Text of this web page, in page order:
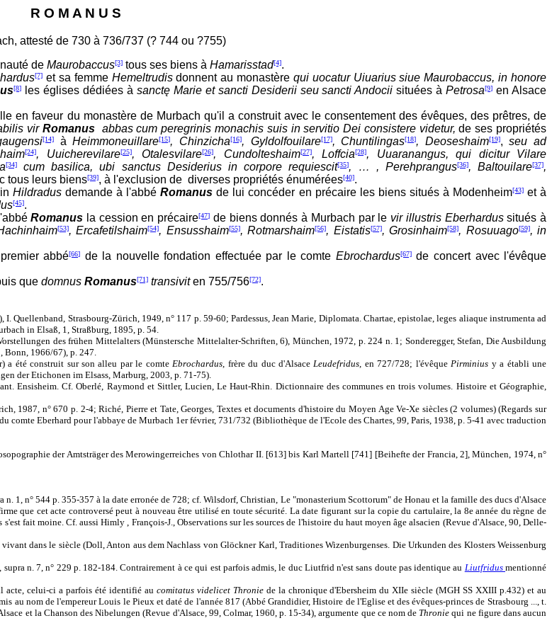
R O M A N U S
attesté de 730 à 736/737 (? 744 ou ?755)
de Maurobaccus[3] tous ses biens à Hamarisstad[4].
[7] et sa femmeHemeltrudisdonnent au monastère qui uocatur Uiuarius siue Maurobaccus, in honore
[8] les églises dédiées à sanctę Marie et sancti Desiderii seu sancti Andocii situées àPetrosa[9] en Alsace
en faveur du monastère de Murbach qu'il a construit avec le consentement des évêques, des prêtres, de
virRomanus abbas cum peregrinis monachis suis in servitio Dei consistere videtur,de ses propriétés
[14]àHeimmoneuillare[15], Chinzicha[16], Gyldolfouilare[17], Chuntilingas[18], Deoseshaim[19], seu ad
[24], Uuicherevilare[25], Otalesvilare[26], Cundolteshaim[27], Loffcia[28], Uuaranangus, qui dicitur Vilare
[34]cum basilica, ubi sanctus Desiderius in corpore requiescit[35], … , Perehprangus[36], Baltouilare[37],
tous leurs biens[39], à l'exclusion de diverses propriétés énumérées[40].
Hildradusdemande à l'abbéRomanusde lui concéder en précaire les biens situés à Modenheim[43]et à
[45].
Romanus la cession en précaire[47] de biens donnés à Murbach par le vir illustris Eberhardussitués à
[53], Ercafetilshaim[54], Ensusshaim[55], Rotmarshaim[56], Eistatis[57], Grosinhaim[58], Rosuuago[59], in
abbé[66] de la nouvelle fondation effectuée par le comte Ebrochardus[67] de concert avec l'évêque
que domnus Romanus[71] transiviten 755/756[72].
Strasbourg-Zürich, 1949, n° 117 p. 59-60; Pardessus, Jean Marie, Diplomata. Chartae, epistolae, leges aliaque instrumenta ad
in Elsaß, 1, Straßburg, 1895, p. 54.
des frühen Mittelalters (Münstersche Mittelalter-Schriften, 6), München, 1972, p. 224 n. 1; Sonderegger, Stefan, Die Ausbildung
Bonn, 1966/67), p. 247.
a été construit sur son alleu par le comte Ebrochardus , frère du duc d'Alsace Leudefridus , en 727/728; l'évêque Pirminius y a établi une
der Etichonen im Elsass, Marburg, 2003, p. 71-75).
Ensisheim. Cf. Oberlé, Raymond et Sittler, Lucien, Le Haut-Rhin. Dictionnaire des communes en trois volumes. Histoire et Géographie,
n° 670 p. 2-4; Riché, Pierre et Tate, Georges, Textes et documents d'histoire du Moyen Age Ve-Xe siècles (2 volumes) (Regards sur
Eberhard pour l'abbaye de Murbach 1er février, 731/732 (Bibliothèque de l'Ecole des Chartes, 99, Paris, 1938, p. 5-41 avec traduction
der Amtsträger des Merowingerreiches von Chlothar II. [613] bis Karl Martell [741] [Beihefte der Francia, 2], München, 1974, n°
1, n° 544 p. 355-357 à la date erronée de 728; cf. Wilsdorf, Christian, Le "monasterium Scottorum" de Honau et la famille des ducs d'Alsace
que cet acte controversé peut à nouveau être utilisé en toute sécurité. La date figurant sur la copie du cartulaire, la 8e année du règne de
fait moine. Cf. aussi Himly , François-J., Observations sur les sources de l'histoire du haut moyen âge alsacien (Revue d'Alsace, 90, Delle-
vivant dans le siècle (Doll, Anton aus dem Nachlass von Glöckner Karl, Traditiones Wizenburgenses. Die Urkunden des Klosters Weissenburg
n. 7, n° 229 p. 182-184. Contrairement à ce qui est parfois admis, le duc Liutfrid n'est sans doute pas identique au Liutfridusmentionné
acte, celui-ci a parfois été identifié au comitatus videlicet Throniede la chronique d'Ebersheim du XIIe siècle (MGH SS XXIII p.432) et au
au nom de l'empereur Louis le Pieux et daté de l'année 817 (Abbé Grandidier, Histoire de l'Eglise et des évêques-princes de Strasbourg ..., t.
et la Chanson des Nibelungen (Revue d'Alsace, 99, Colmar, 1960, p. 15-34), argumente que ce nom de Throniequi ne figure dans aucun